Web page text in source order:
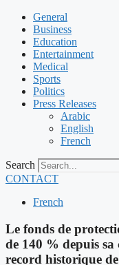
General
Business
Education
Entertainment
Medical
Sports
Politics
Press Releases
Arabic
English
French
Search
CONTACT
French
Le fonds de
de 140 % depuis
record historique